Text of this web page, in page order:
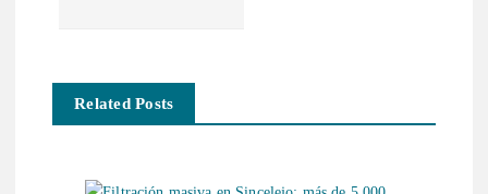
a
Related Posts